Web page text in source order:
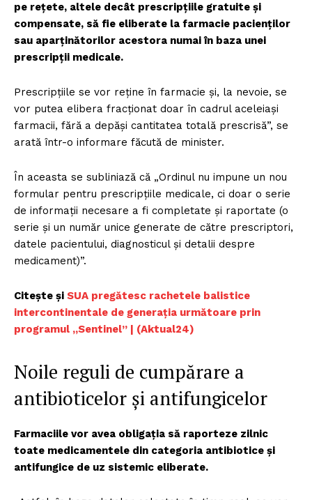
pe rețete, altele decât prescripțiile gratuite și
compensate, să fie eliberate la farmacie pacienților
sau aparținătorilor acestora numai în baza unei
prescripții medicale.
Prescripțiile se vor reține în farmacie și, la nevoie, se
vor putea elibera fracționat doar în cadrul aceleiași
farmacii, fără a depăși cantitatea totală prescrisă”, se
arată într-o informare făcută de minister.
În aceasta se subliniază că „Ordinul nu impune un nou
formular pentru prescripțiile medicale, ci doar o serie
de informații necesare a fi completate și raportate (o
serie și un număr unice generate de către prescriptori,
datele pacientului, diagnosticul și detalii despre
medicament)”.
Citește și SUA pregătesc rachetele balistice
intercontinentale de generația următoare prin
programul „Sentinel” | (Aktual24)
Noile reguli de cumpărare a
antibioticelor și antifungicelor
Farmaciile vor avea obligația să raporteze zilnic
toate medicamentele din categoria antibiotice și
antifungice de uz sistemic eliberate.